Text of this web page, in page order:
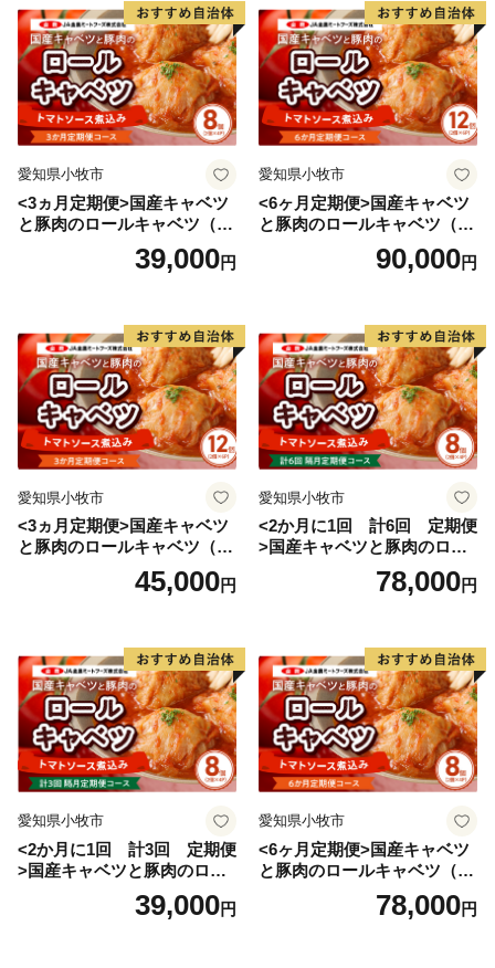
本格的な町づくりが進められ、加古川流域の物資の集散
地になってからのことです。この時代には付近の村々で
は米作りのほか製塩業や綿業、採石業などの地場産業が
発達し、商品流通も盛んに行われました。
富な用水があること、埋め立てしやすい遠浅の海岸など
が企業の立地条件となって、機械・製紙・化学・食品・
なりました。
昭和29年には高砂町・荒井村・伊保村・曽根町が合併し
て高砂市が誕生し、その後昭和31年には阿弥陀村・米田
町を合併、翌年北浜村を併せ現在の高砂市になり、一層
の発展を目指しています。
市内には、高砂神社・生石神社・鹿嶋神社・曽根天満
宮・十輪寺などの社寺や石の宝殿などの史跡も多く、市
内各神社の秋祭りなどの行事には多くの人々が訪れる観
光地にもなっており、東播磨地域の中核都市として、前
進しています。
愛知県小牧市
<3ヵ月定期便>国産キャベツ
と豚肉のロールキャベツ（4P
39,000円
愛知県小牧市
<6ヶ月定期便>国産キャベツ
と豚肉のロールキャベツ（6P
90,000円
愛知県小牧市
<3ヵ月定期便>国産キャベツ
と豚肉のロールキャベツ（6P
45,000円
愛知県小牧市
<2か月に1回 計6回 定期便
>国産キャベツと豚肉のロー
ルキャベツ（4P入り）
78,000円
愛知県小牧市
<2か月に1回 計3回 定期便
>国産キャベツと豚肉のロー
ルキャベツ（4P入り）
39,000円
愛知県小牧市
<6ヶ月定期便>国産キャベツ
と豚肉のロールキャベツ（4P
78,000円